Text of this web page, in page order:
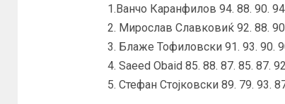
1.Ванчо Каранфилов 94. 88. 90.
2. Мирослав Славковиќ 92. 88.
3. Блаже Тофиловски 91. 93. 90.
4. Saeed Obaid 85. 88. 87. 85. 87.
5. Стефан Стојковски 89. 79. 93.